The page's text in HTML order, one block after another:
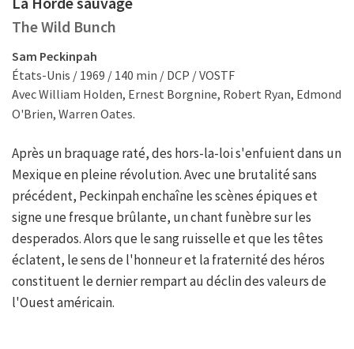
The Wild Bunch
Sam Peckinpah
États-Unis / 1969 / 140 min / DCP / VOSTF
Avec William Holden, Ernest Borgnine, Robert Ryan, Edmond
O'Brien, Warren Oates.
Après un braquage raté, des hors-la-loi s'enfuient dans un
Mexique en pleine révolution. Avec une brutalité sans
précédent, Peckinpah enchaîne les scènes épiques et
signe une fresque brûlante, un chant funèbre sur les
desperados. Alors que le sang ruisselle et que les têtes
éclatent, le sens de l'honneur et la fraternité des héros
constituent le dernier rempart au déclin des valeurs de
l'Ouest américain.